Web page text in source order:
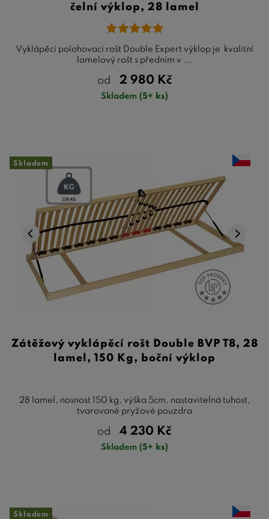
čelní výklop, 28 lamel
Vyklápěcí polohovací rošt Double Expert výklop je kvalitní
lamelový rošt s předním v ...
od 2 980 Kč
Skladem (5+ ks)
Skladem
Zátěžový vyklápěcí rošt Double BVP T8, 28
lamel, 150 Kg, boční výklop
28 lamel, nosnost 150 kg, výška 5cm, nastavitelná tuhost,
tvarované pryžové pouzdra
od 4 230 Kč
Skladem (5+ ks)
Skladem